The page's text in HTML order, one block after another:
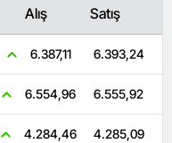
Alış Satış
6.387,11 6.393,24
6.554,96 6.555,92
4.284,46 4.285,09